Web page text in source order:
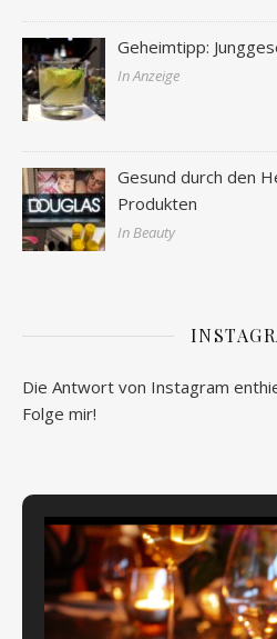
Geheimtipp:
In Anzeige
Gesund durch den
Produkten
In Beauty
Die Antwort von Instagram
Folge mir!